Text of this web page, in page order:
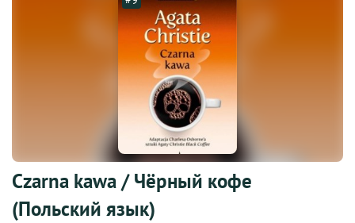
Czarna kawa / Чёрный кофе
(Польский язык)